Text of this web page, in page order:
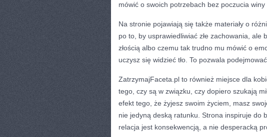
mówić o swoich potrzebach bez poczucia
Na stronie pojawiają się także materiały o
po to, by usprawiedliwiać złe zachowania,
złością albo czemu tak trudno mu mówić o
uczysz się widzieć tło. To pozwala
ZatrzymajFaceta.pl to również miejsce dla
tego, czy są w związku, czy dopiero szukają
efekt tego, że żyjesz swoim życiem, masz
nie jedyną deską ratunku. Strona inspiruje do
relacja jest konsekwencją, a nie desperacką